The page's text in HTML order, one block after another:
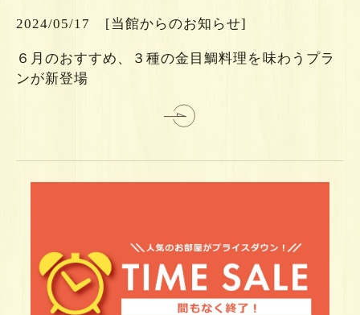
2024/05/17 [当館からのお知らせ]
６月のおすすめ、３種の金目鯛料理を味わうプラ
ンが新登場
細